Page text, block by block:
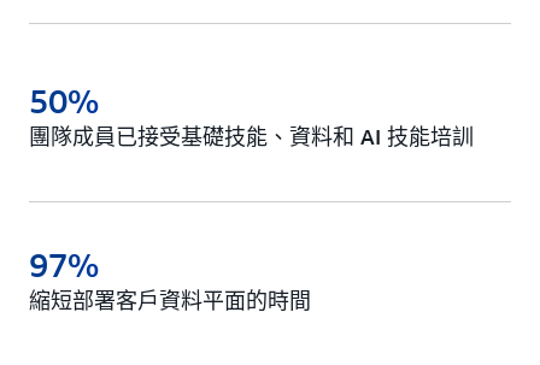
團隊成員已接受基礎技能、資料和 AI 技能培訓
50%
縮短部署客戶資料平面的時間
97%